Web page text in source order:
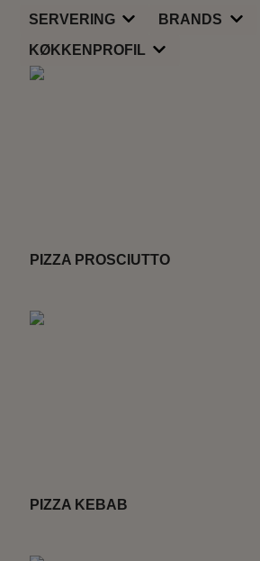
Servering
Brands
Køkkenprofil
PIZZA PROSCIUTTO
PIZZA KEBAB